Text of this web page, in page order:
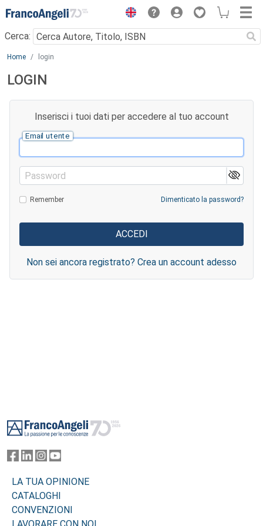
Menu
Cerca:
Main content
Home login
LOGIN
Inserisci i tuoi dati per accedere al tuo account
Email utente
Password
Remember Dimenticato la password?
Non sei ancora registrato? Crea un account adesso
LA TUA OPINIONE
CATALOGHI
CONVENZIONI